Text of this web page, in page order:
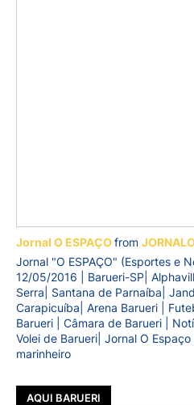
Jornal O ESPAÇOfrom
Jornal "O ESPAÇO" (Esportes e
12/05/2016 | Barueri-SP|
Serra| Santana de Parnaíba|
Carapicuíba| Arena Barueri |
Barueri | Câmara de Barueri |
Volei de Barueri| Jornal O
marinheiro
AQUI BARUERI